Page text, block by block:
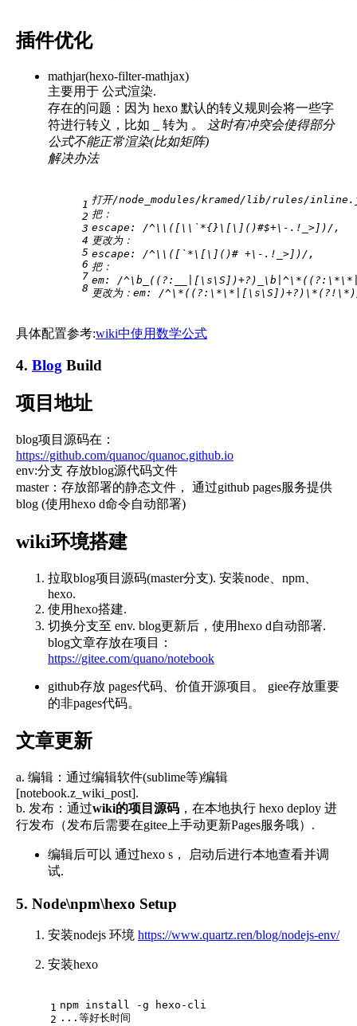
插件优化
mathjar(hexo-filter-mathjax)
主要用于 公式渲染.
存在的问题：因为 hexo 默认的转义规则会将一些字
符进行转义，比如 _ 转为 。 这时有冲突会使得部分
公式不能正常渲染(比如矩阵)
解决办法
1
2
3
4
5
6
7
8
打开/node_modules/kramed/lib/rules/
把：
escape: /^\\([\\`*{}\[\]()#$+\-.!_>])/,
更改为：
escape: /^\\([`*\[\]()# +\-.!_>])/,
把：
em: /
更改为：em: /
具体配置参考:wiki中使用数学公式
4. Blog Build
项目地址
blog项目源码在：
https://github.com/quanoc/quanoc.github.io
env:分支 存放blog源代码文件
master：存放部署的静态文件， 通过github pages服务提供
blog (使用hexo d命令自动部署)
wiki环境搭建
拉取blog项目源码(master分支). 安装node、npm、
hexo.
使用hexo搭建.
切换分支至 env. blog更新后，使用hexo d自动部署.
blog文章存放在项目：
https://gitee.com/quano/notebook
github存放 pages代码、价值开源项目。 giee存放重要
的非pages代码。
文章更新
a. 编辑：通过编辑软件(sublime等)编辑
[notebook.z_wiki_post].
b. 发布：通过wiki的项目源码 ，在本地执行 hexo deploy 进
行发布（发布后需要在gitee上手动更新Pages服务哦）.
编辑后可以 通过hexo s， 启动后进行本地查看并调
试.
5. Node\npm\hexo Setup
安装nodejs 环境 https://www.quartz.ren/blog/nodejs-env/
安装hexo
1
2
npm install -g hexo-cli
...等好长时间